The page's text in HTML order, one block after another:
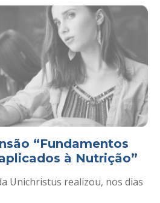
“Fundamentos
à Nutrição”
Unichristus realizou, nos dias